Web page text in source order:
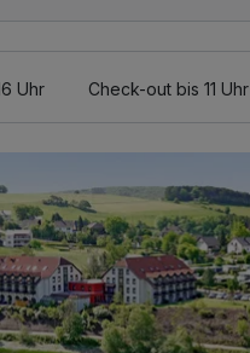
Uhr Check-out bis 11 Uhr